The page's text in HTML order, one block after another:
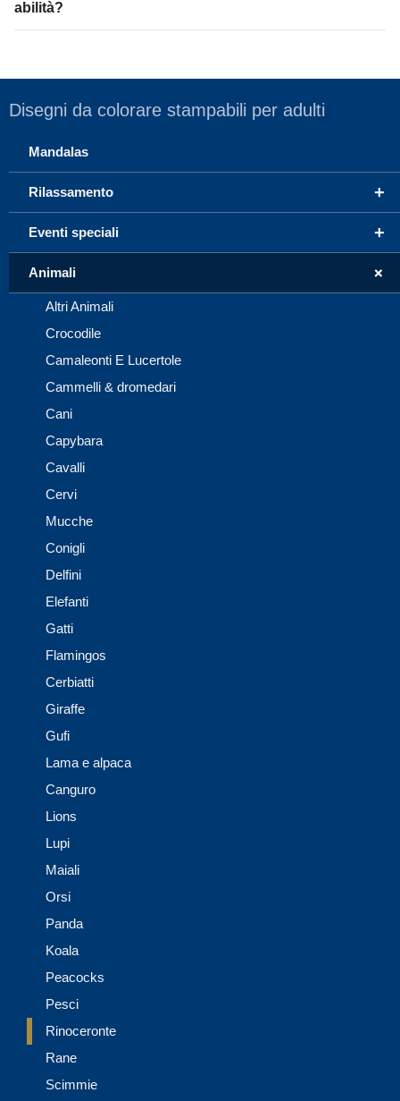
abilità?
Disegni da colorare stampabili per adulti
Mandalas
+
Rilassamento
+
Eventi speciali
+
Animali
Altri Animali
Crocodile
Camaleonti E Lucertole
Cammelli & dromedari
Cani
Capybara
Cavalli
Cervi
Mucche
Conigli
Delfini
Elefanti
Gatti
Flamingos
Cerbiatti
Giraffe
Gufi
Lama e alpaca
Canguro
Lions
Lupi
Maiali
Orsi
Panda
Koala
Peacocks
Pesci
Rinoceronte
Rane
Scimmie